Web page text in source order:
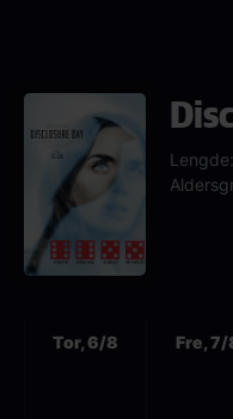
Tor, 6/8 Fre, 7/